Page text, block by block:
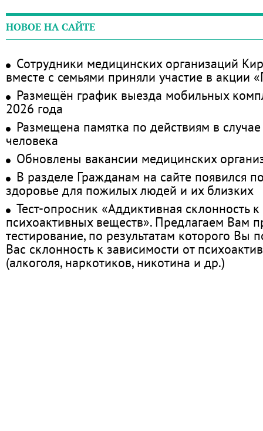
НОВОЕ НА САЙТЕ
Сотрудники медицинских организаций
вместе с семьями приняли участие в акции
Размещён график выезда мобильных
2026 года
Размещена памятка по действиям в
человека
Обновлены вакансии медицинских
В разделе Гражданам на сайте появился
здоровье для пожилых людей и их близких
Тест-опросник «Аддиктивная склонность
психоактивных веществ». Предлагаем Вам
тестирование, по результатам которого Вы
Вас склонность к зависимости от
(алкоголя, наркотиков, никотина и др.)